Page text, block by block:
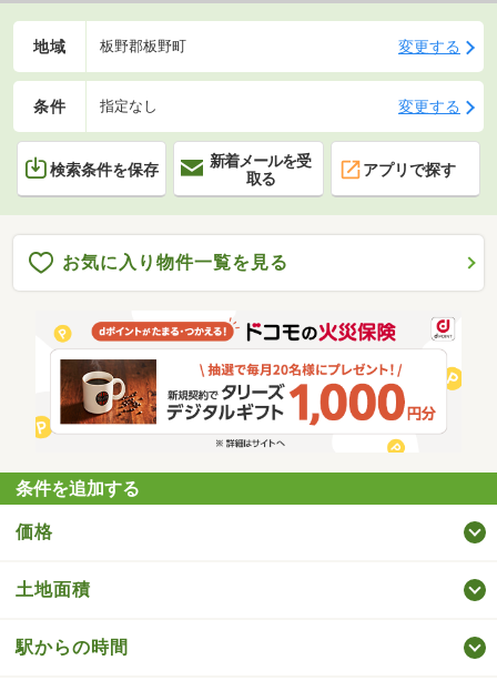
地域 板野郡板野町 変更する
条件 指定なし 変更する
検索条件を保存
新着メールを受
取る
アプリで探す
お気に入り物件一覧を見る
条件を追加する
価格
土地面積
駅からの時間